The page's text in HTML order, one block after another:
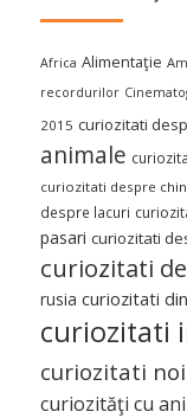
Africa Alimentaţie
recordurilor
2015 curiozitati
animale
curiozitati despre
despre lacuri
pasari curiozitati
curiozitati
rusia curiozitati
curiozitati
curiozitati noi
curiozităţi cu